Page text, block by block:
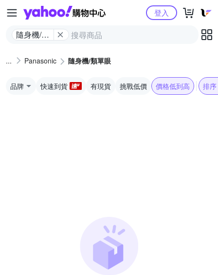
Yahoo購物中心
隨身機/類
登入
Panasonic 隨身機/類單眼
品牌 快速到貨 有現貨 挑戰低價 價格低到高 排序